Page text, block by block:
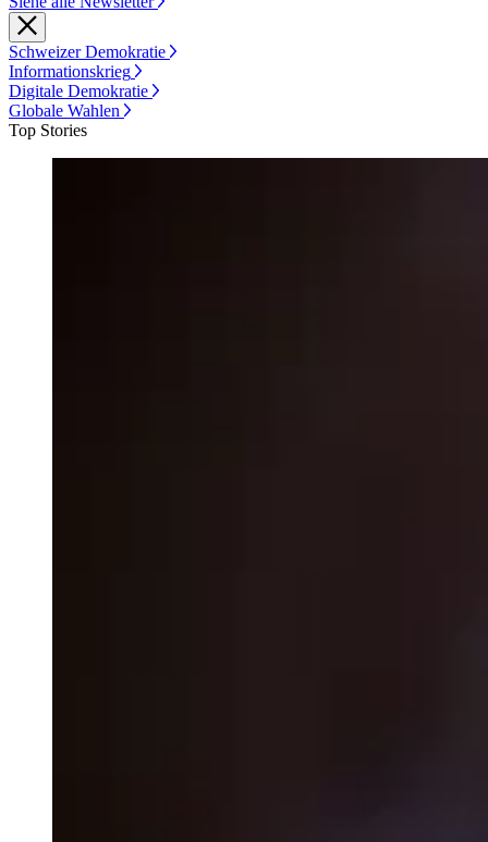
Schweizer Demokratie
Informationskrieg
Digitale Demokratie
Globale Wahlen
Top Stories